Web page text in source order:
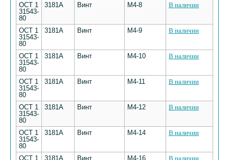
ОСТ 1
31543-
80
3181А Винт М4-8 В наличии
ОСТ 1
31543-
80
3181А Винт М4-9 В наличии
ОСТ 1
31543-
80
3181А Винт М4-10 В наличии
ОСТ 1
31543-
80
3181А Винт М4-11 В наличии
ОСТ 1
31543-
80
3181А Винт М4-12 В наличии
ОСТ 1
31543-
80
3181А Винт М4-14 В наличии
ОСТ 1
3181А Винт М4-16 В наличии